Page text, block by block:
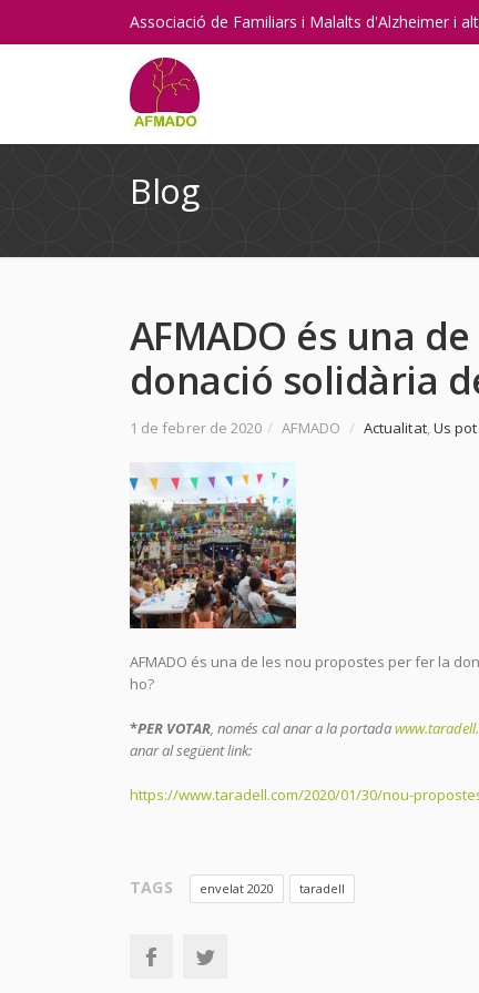
Associació de Familiars i Malalts d'Alzheimer i
Blog
AFMADO és una
donació solidària
1 de febrer de 2020 / AFMADO / Actualitat,Us
AFMADO és una de les nou propostes per fer la
ho?
*PER VOTAR, només cal anar a la portada
anar al següent link:
https://www.taradell.com/2020/01/30/nou-
TAGS envelat 2020 taradell